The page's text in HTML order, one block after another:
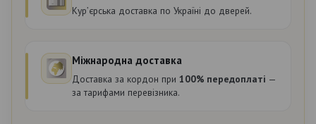
Курʼєрська доставка по Україні до дверей.
Міжнародна доставка
Доставка за кордон при 100% передоплаті —
за тарифами перевізника.